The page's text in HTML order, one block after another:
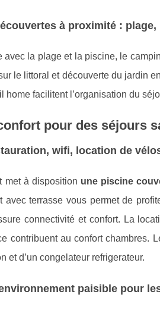
à proximité :
avec la plage et la piscine, le
le littoral et découverte du jardin
home facilitent l’organisation du
pour des séjours
wifi, location de
met à disposition une piscine
terrasse vous permet de
connectivité et confort. La
contribuent au confort chambres.
et d’un congelateur refrigerateur.
paisible pour